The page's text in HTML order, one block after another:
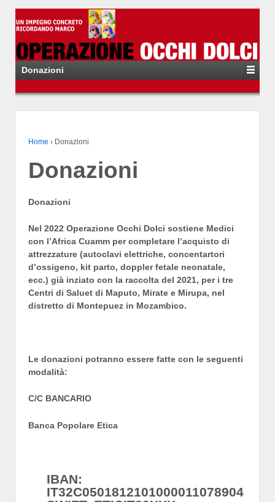
Donazioni
Home › Donazioni
Donazioni
Donazioni
Nel 2022 Operazione Occhi Dolci sostiene Medici
con l’Africa Cuamm per completare l’acquisto di
attrezzature (autoclavi elettriche, concentartori
d’ossigeno, kit parto, doppler fetale neonatale,
ecc.) già inziato con la raccolta del 2021, per i tre
Centri di Saluet di Maputo, Mirate e Mirupa, nel
distretto di Montepuez in Mozambico.
Le donazioni potranno essere fatte con le seguenti
modalità:
C/C BANCARIO
Banca Popolare Etica
IBAN:
IT32C0501812101000011078904